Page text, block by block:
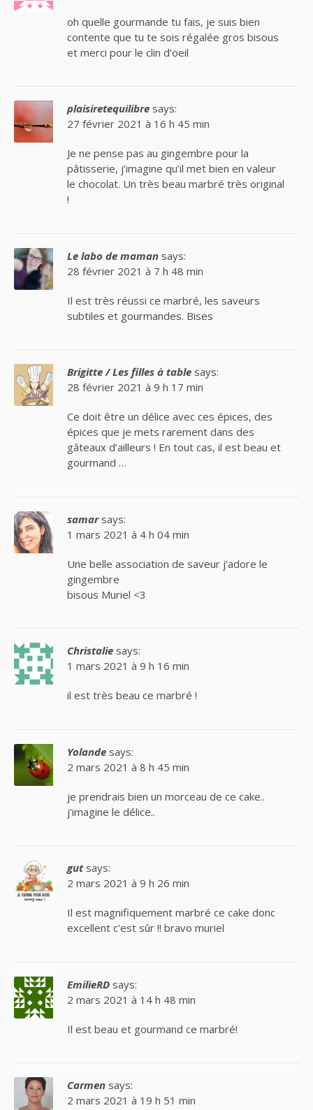
oh quelle gourmande tu fais, je suis bien
contente que tu te sois régalée gros bisous
et merci pour le clin d’oeil
plaisiretequilibre says:
27 février 2021 à 16 h 45 min
Je ne pense pas au gingembre pour la
pâtisserie, j’imagine qu’il met bien en valeur
le chocolat. Un très beau marbré très original
!
Le labo de maman says:
28 février 2021 à 7 h 48 min
Il est très réussi ce marbré, les saveurs
subtiles et gourmandes. Bises
Brigitte / Les filles à table says:
28 février 2021 à 9 h 17 min
Ce doit être un délice avec ces épices, des
épices que je mets rarement dans des
gâteaux d’ailleurs ! En tout cas, il est beau et
gourmand …
samar says:
1 mars 2021 à 4 h 04 min
Une belle association de saveur j’adore le
gingembre
bisous Muriel <3
Christalie says:
1 mars 2021 à 9 h 16 min
il est très beau ce marbré !
Yolande says:
2 mars 2021 à 8 h 45 min
je prendrais bien un morceau de ce cake..
j’imagine le délice..
gut says:
2 mars 2021 à 9 h 26 min
Il est magnifiquement marbré ce cake donc
excellent c’est sûr !! bravo muriel
EmilieRD says:
2 mars 2021 à 14 h 48 min
Il est beau et gourmand ce marbré!
Carmen says:
2 mars 2021 à 19 h 51 min